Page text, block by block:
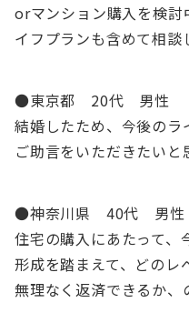
orマンション購入を検討
イフプランも含めて相談
●東京都 20代 男性
結婚したため、今後の
ご助言をいただきたいと
●神奈川県 40代 男性
住宅の購入にあたって、
形成を踏まえて、どのレ
無理なく返済できるか、